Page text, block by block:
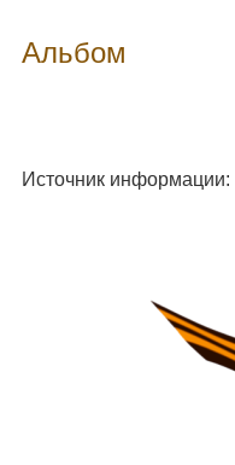
Альбом
Источник информации: